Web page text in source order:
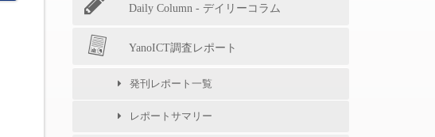
Daily Column - デイリーコラム
YanoICT調査レポート
発刊レポート一覧
レポートサマリー